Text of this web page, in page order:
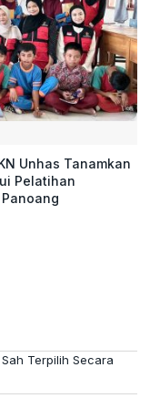
Unhas Tanamkan
Pelatihan
Terpilih Secara